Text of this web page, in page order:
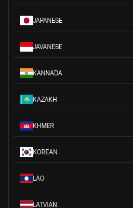
JAPANESE
JAVANESE
KANNADA
KAZAKH
KHMER
KOREAN
LAO
LATVIAN